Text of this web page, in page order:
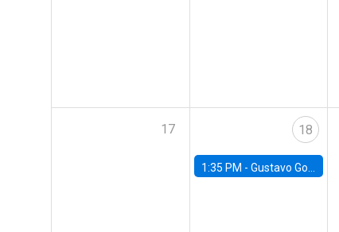
17 18
1:35 PM - Gustavo González, Banco Central de Chile